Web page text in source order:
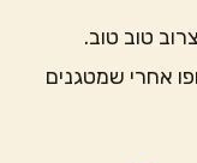
צרוב טוב טוב.
אחרי שמטגנים